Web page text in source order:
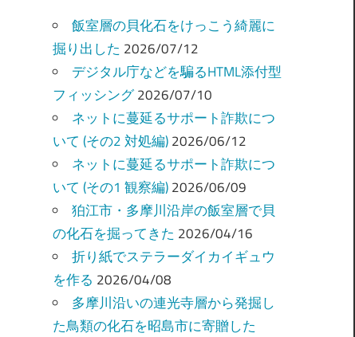
飯室層の貝化石をけっこう綺麗に
掘り出した 2026/07/12
デジタル庁などを騙るHTML添付型
フィッシング 2026/07/10
ネットに蔓延るサポート詐欺につ
いて (その2 対処編) 2026/06/12
ネットに蔓延るサポート詐欺につ
いて (その1 観察編) 2026/06/09
狛江市・多摩川沿岸の飯室層で貝
の化石を掘ってきた 2026/04/16
折り紙でステラーダイカイギュウ
を作る 2026/04/08
多摩川沿いの連光寺層から発掘し
た鳥類の化石を昭島市に寄贈した